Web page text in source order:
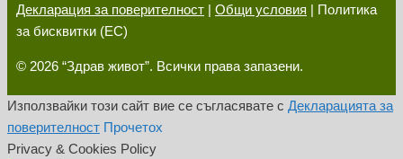
Декларация за поверителност | Общи условия | Политика
за бисквитки (ЕС)
© 2026 “Здрав живот”. Всички права запазени.
Използвайки този сайт вие се съгласявате с Декларацията за
поверителност Прочетох
Privacy & Cookies Policy